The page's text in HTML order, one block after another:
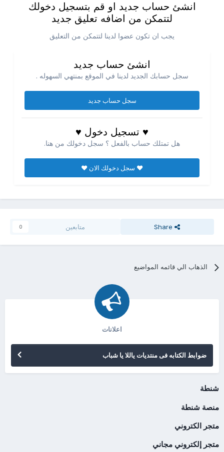
انشئ حساب جديد او قم بتسجيل دخولك
لتتمكن من اضافه تعليق جديد
يجب ان تكون عضوا لدينا لتتمكن من التعليق
انشئ حساب جديد
سجل حسابك الجديد لدينا في الموقع بمنتهي السهوله .
سجل حساب جديد
♥ تسجيل دخول ♥
هل تمتلك حساب بالفعل ؟ سجل دخولك من هنا.
♥ سجل دخولك الان ♥
Share متابعين 0
الذهاب الي قائمه المواضيع
اعلانات
ضوابط الكتابه فى منتديات ياللا يا شباب
شنطة
منصة شنطة
متجر الكتروني
متجر إلكتروني مجاني